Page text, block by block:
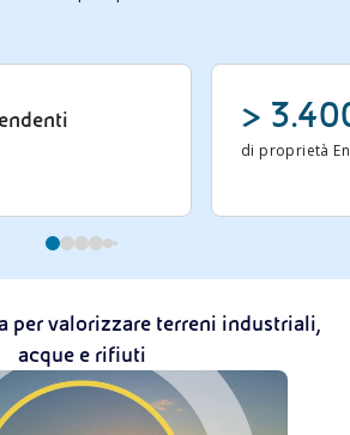
>
di proprietà
per valorizzare terreni industriali,
acque e rifiuti